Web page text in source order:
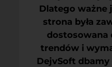
Dlatego ważne
strona była
dostosowana
trendów i
DejvSoft dbamy